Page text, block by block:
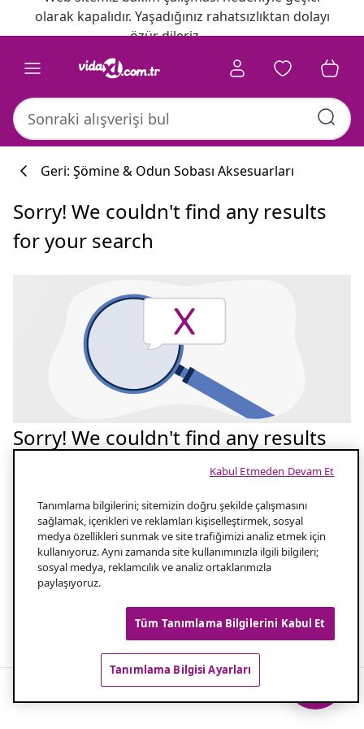
olarak kapalıdır. Yaşadığınız rahatsızlıktan dolayı
özür dileriz.
Geri: Şömine & Odun Sobası Aksesuarları
Sorry! We couldn't find any results
for your search
Sorry! We couldn't find any results
Tekrar deneyelim
1.0 Aramanızın yazılışını kontrol edin
2.0 Aramanız için daha az kelime kullanın
Popüler aramalar
Tanımlama bilgilerini; sitemizin doğru şekilde çalışmasını
sağlamak, içerikleri ve reklamları kişiselleştirmek, sosyal
medya özellikleri sunmak ve site trafiğimizi analiz etmek için
kullanıyoruz. Aynı zamanda site kullanımınızla ilgili bilgileri;
sosyal medya, reklamcılık ve analiz ortaklarımızla
paylaşıyoruz.
Tüm Tanımlama Bilgilerini Kabul Et
Tanımlama Bilgisi Ayarları
Kabul Etmeden Devam Et